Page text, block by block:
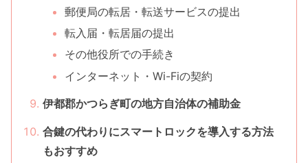
郵便局の転居・転送サービスの提出
転入届・転居届の提出
その他役所での手続き
インターネット・Wi-Fiの契約
伊都郡かつらぎ町の地方自治体の補助金
合鍵の代わりにスマートロックを導入する方法
もおすすめ